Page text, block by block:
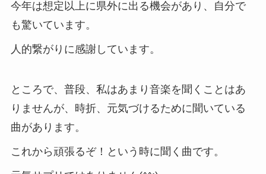
今年は想定以上に県外に出る機会があり、自分で
も驚いています。
人的繋がりに感謝しています。
ところで、普段、私はあまり音楽を聞くことはあ
りませんが、時折、元気づけるために聞いている
曲があります。
これから頑張るぞ！という時に聞く曲です。